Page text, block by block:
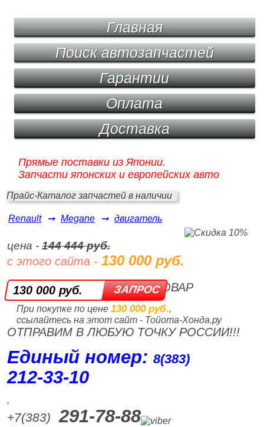
Главная
Поиск автозапчастей
Гарантии
Оплата
Доставка
Прямые поставки из Японии.
Запчасти японских и европейских авто
Прайс-Каталог запчастей в наличии
Renault ➞ Megane ➞ двигатель
цена -144 444 руб.
с этого сайта -130 000 руб.
130 000 руб.
При покупке по цене 130 000 руб.,
ссылайтесь на этот сайт - Тойота-Хонда.ру
ТОВАР
ОТПРАВИМ В ЛЮБУЮ ТОЧКУ РОССИИ!!!
Единый номер:8(383)
212‑33‑10
,
+7(383) 291-78-88